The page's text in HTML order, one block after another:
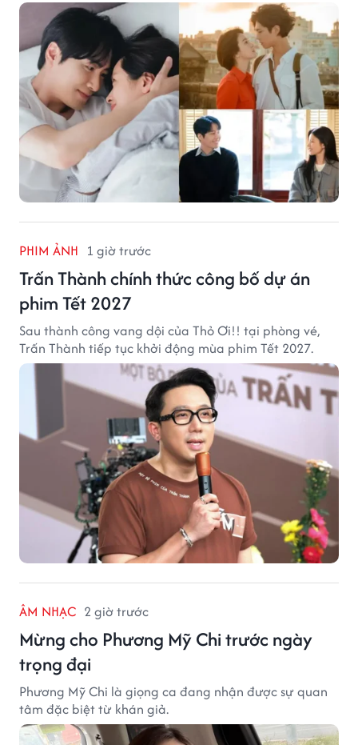
PHIM ẢNH 1 giờ trước
Trấn Thành chính thức công bố dự án
phim Tết 2027
Sau thành công vang dội của Thỏ Ơi!! tại phòng vé,
Trấn Thành tiếp tục khởi động mùa phim Tết 2027.
ÂM NHẠC 2 giờ trước
Mừng cho Phương Mỹ Chi trước ngày
trọng đại
Phương Mỹ Chi là giọng ca đang nhận được sự quan
tâm đặc biệt từ khán giả.